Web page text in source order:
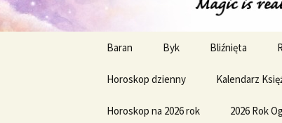
treści
Baran Byk Bliźnięta
Horoskop dzienny Kalendarz
Horoskop na 2026 rok 2026 Rok